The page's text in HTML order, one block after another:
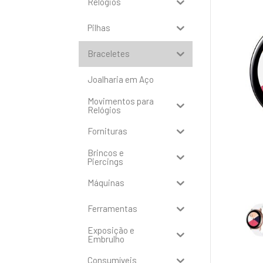
Pilhas
Braceletes
Joalharia em Aço
Movimentos para
Relógios
Fornituras
Brincos e
Piercings
Máquinas
Ferramentas
Exposição e
Embrulho
Consumíveis